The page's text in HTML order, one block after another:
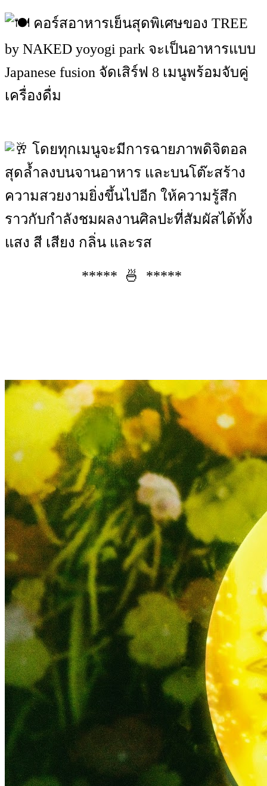
คอร์สอาหารเย็นสุดพิเศษของ TREE
by NAKED yoyogi park จะเป็นอาหารแบบ
Japanese fusion จัดเสิร์ฟ 8 เมนูพร้อมจับคู่
เครื่องดื่ม
โดยทุกเมนูจะมีการฉายภาพดิจิตอล
สุดล้ำลงบนจานอาหาร และบนโต๊ะสร้าง
ความสวยงามยิ่งขึ้นไปอีก ให้ความรู้สึก
ราวกับกำลังชมผลงานศิลปะที่สัมผัสได้ทั้ง
แสง สี เสียง กลิ่น และรส
***** 🍜 *****